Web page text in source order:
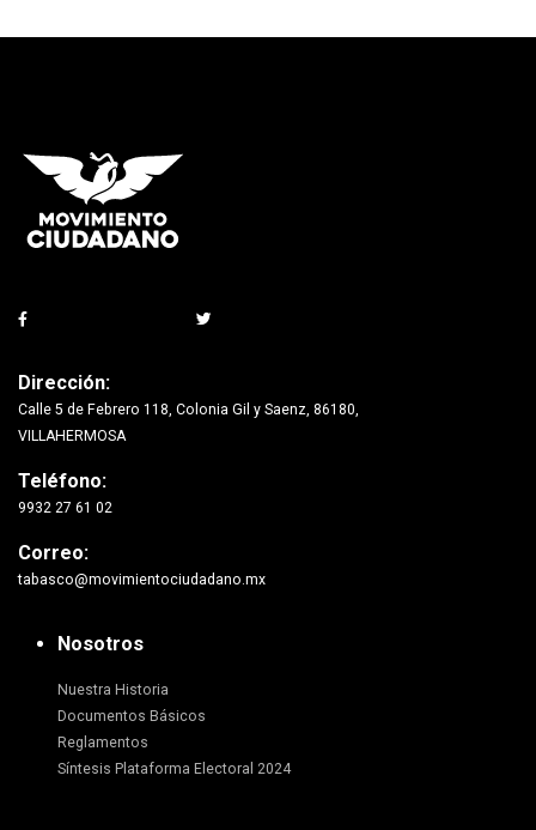
Dirección:
Calle 5 de Febrero 118, Colonia Gil y Saenz, 86180,
VILLAHERMOSA
Teléfono:
9932 27 61 02
Correo:
tabasco@movimientociudadano.mx
Nosotros
Nuestra Historia
Documentos Básicos
Reglamentos
Síntesis Plataforma Electoral 2024